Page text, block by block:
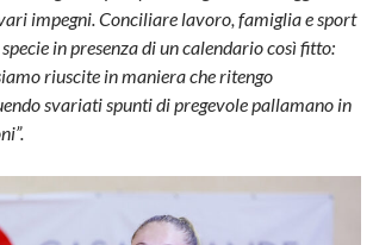
impegni. Conciliare lavoro, famiglia e sport
in presenza di un calendario così fitto:
riuscite in maniera che ritengo
svariati spunti di pregevole pallamano in